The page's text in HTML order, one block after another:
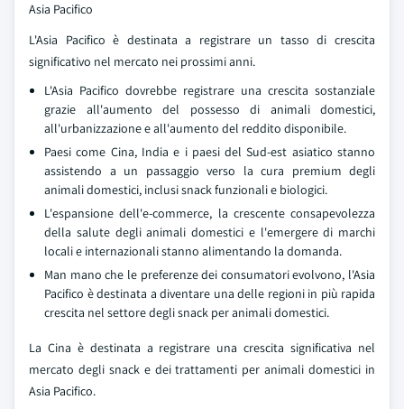
Asia Pacifico
L'Asia Pacifico è destinata a registrare un tasso di crescita
significativo nel mercato nei prossimi anni.
L'Asia Pacifico dovrebbe registrare una crescita sostanziale
grazie all'aumento del possesso di animali domestici,
all'urbanizzazione e all'aumento del reddito disponibile.
Paesi come Cina, India e i paesi del Sud-est asiatico stanno
assistendo a un passaggio verso la cura premium degli
animali domestici, inclusi snack funzionali e biologici.
L'espansione dell'e-commerce, la crescente consapevolezza
della salute degli animali domestici e l'emergere di marchi
locali e internazionali stanno alimentando la domanda.
Man mano che le preferenze dei consumatori evolvono, l'Asia
Pacifico è destinata a diventare una delle regioni in più rapida
crescita nel settore degli snack per animali domestici.
La Cina è destinata a registrare una crescita significativa nel
mercato degli snack e dei trattamenti per animali domestici in
Asia Pacifico.